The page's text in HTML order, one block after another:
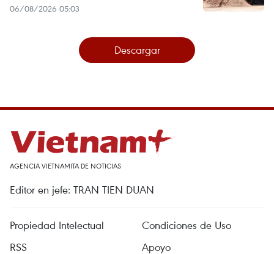
06/08/2026 05:03
Descargar
AGENCIA VIETNAMITA DE NOTICIAS
Editor en jefe: TRAN TIEN DUAN
Propiedad Intelectual
Condiciones de Uso
RSS
Apoyo